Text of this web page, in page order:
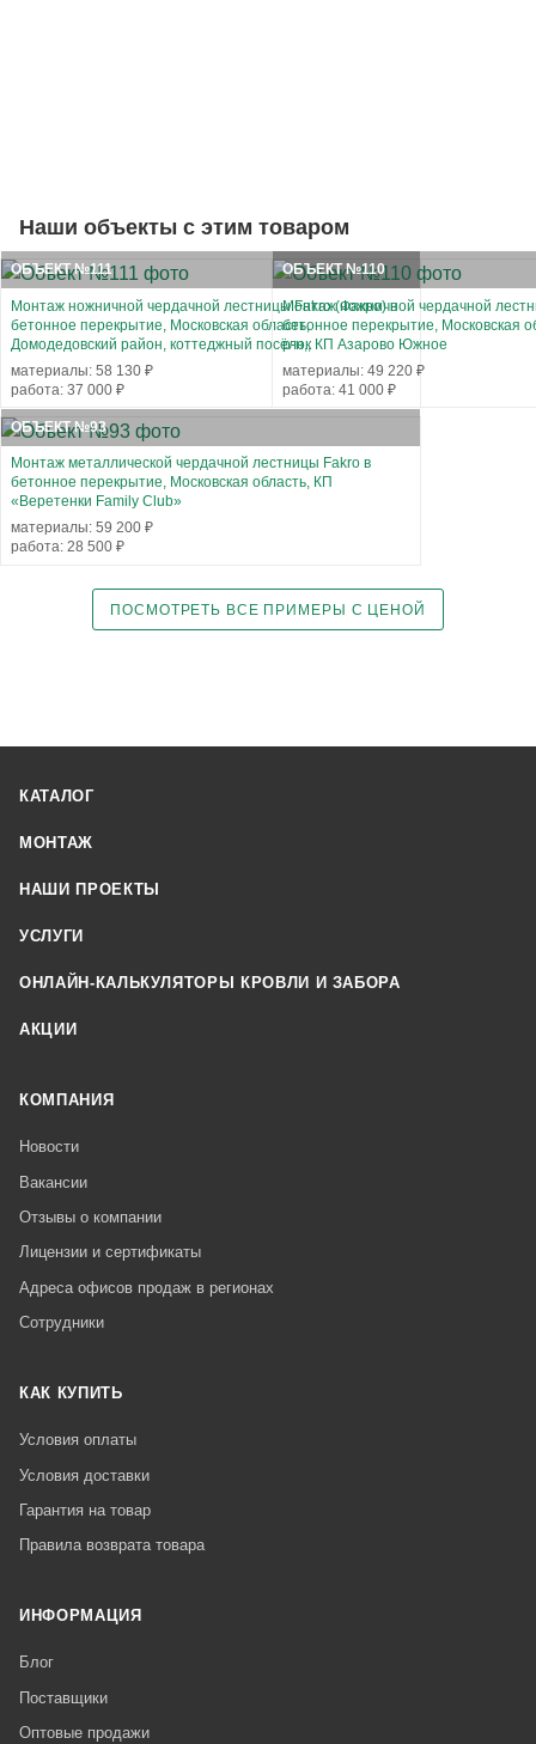
Наши объекты с этим товаром
ОБЪЕКТ №111
Монтаж ножничной чердачной лестницы Fakro (Факро) в
бетонное перекрытие, Московская область,
Домодедовский район, коттеджный посёлок
материалы: 58 130 ₽
работа: 37 000 ₽
ОБЪЕКТ №110
Монтаж ножничной чердачной
бетонное перекрытие, Московская
р-н,, КП Азарово Южное
материалы: 49 220 ₽
работа: 41 000 ₽
ОБЪЕКТ №93
Монтаж металлической чердачной лестницы Fakro в
бетонное перекрытие, Московская область, КП
«Веретенки Family Club»
материалы: 59 200 ₽
работа: 28 500 ₽
ПОСМОТРЕТЬ ВСЕ ПРИМЕРЫ С ЦЕНОЙ
КАТАЛОГ
МОНТАЖ
НАШИ ПРОЕКТЫ
УСЛУГИ
ОНЛАЙН-КАЛЬКУЛЯТОРЫ КРОВЛИ И ЗАБОРА
АКЦИИ
КОМПАНИЯ
Новости
Вакансии
Отзывы о компании
Лицензии и сертификаты
Адреса офисов продаж в регионах
Сотрудники
КАК КУПИТЬ
Условия оплаты
Условия доставки
Гарантия на товар
Правила возврата товара
ИНФОРМАЦИЯ
Блог
Поставщики
Оптовые продажи